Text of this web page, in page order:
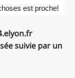
est proche!
suivie par un